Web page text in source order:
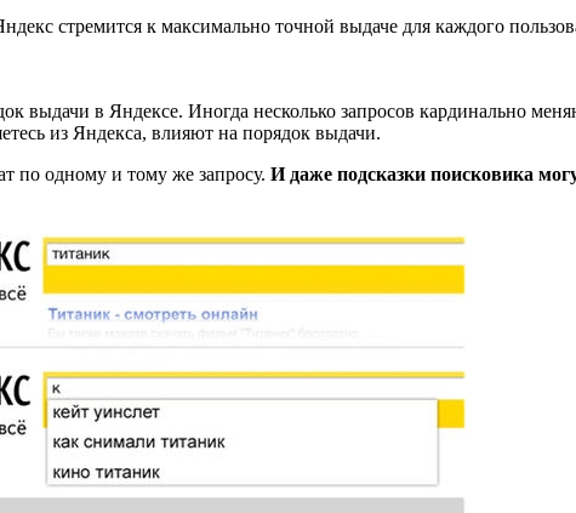
стремится к максимально точной выдаче для каждого
выдачи в Яндексе. Иногда несколько запросов кардинально
из Яндекса, влияют на порядок выдачи.
по одному и тому же запросу. И даже подсказки поисковика